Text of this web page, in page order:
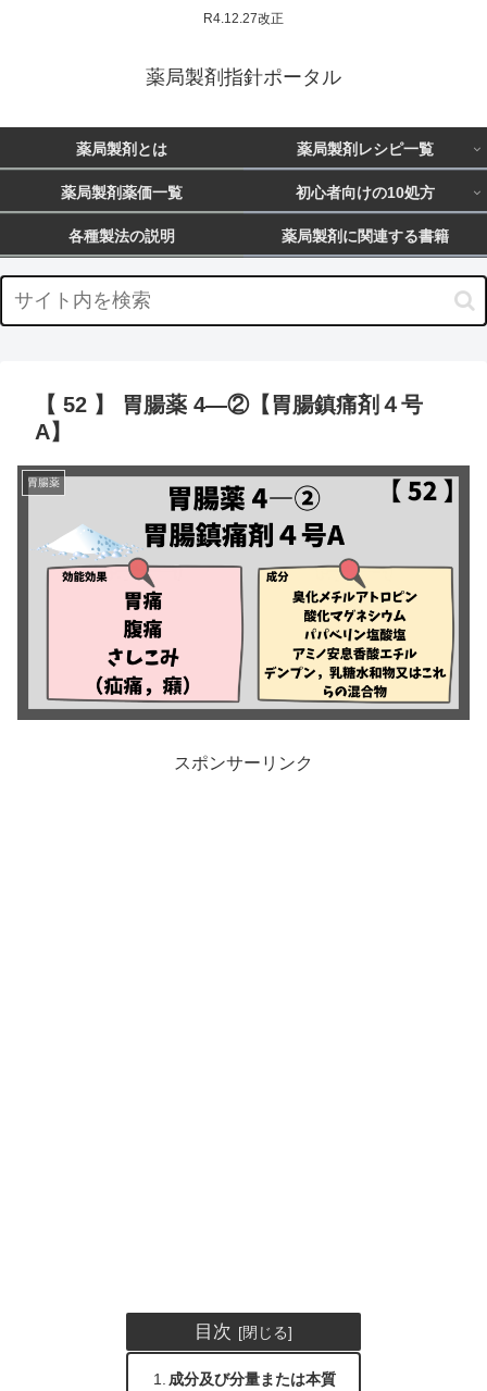
R4.12.27改正
薬局製剤指針ポータル
薬局製剤とは 薬局製剤レシピ一覧
薬局製剤薬価一覧 初心者向けの10処方
各種製法の説明 薬局製剤に関連する書籍
【 52 】 胃腸薬 4―②【胃腸鎮痛剤４号
A】
胃腸薬
スポンサーリンク
目次
成分及び分量または本質